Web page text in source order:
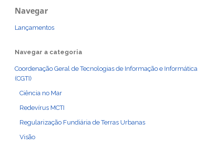
Navegar
Lançamentos
Navegar a categoria
Coordenação Geral de Tecnologias de Informação e Informática
(CGTI)
Ciência no Mar
Redevírus MCTI
Regularização Fundiária de Terras Urbanas
Visão